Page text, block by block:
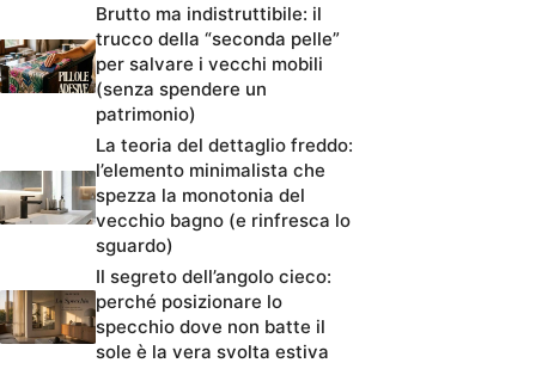
Brutto ma indistruttibile: il
trucco della “seconda pelle”
per salvare i vecchi mobili
(senza spendere un
patrimonio)
La teoria del dettaglio freddo:
l’elemento minimalista che
spezza la monotonia del
vecchio bagno (e rinfresca lo
sguardo)
Il segreto dell’angolo cieco:
perché posizionare lo
specchio dove non batte il
sole è la vera svolta estiva